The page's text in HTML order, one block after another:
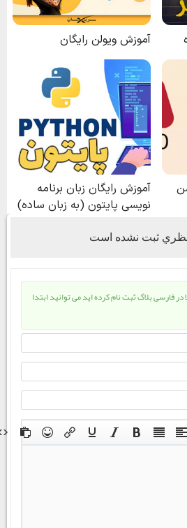
ثبت نشده است
فارسی بلاگ ثبت نام کرده اید می توانید ابتدا